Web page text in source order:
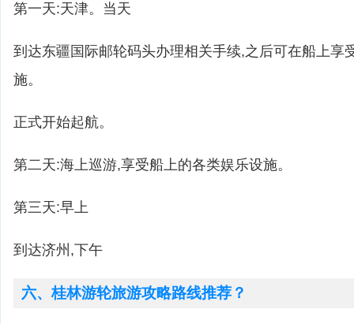
第一天:天津。当天
到达东疆国际邮轮码头办理相关手续,之后可在船上享
施。
正式开始起航。
第二天:海上巡游,享受船上的各类娱乐设施。
第三天:早上
到达济州,下午
六、桂林游轮旅游攻略路线推荐？